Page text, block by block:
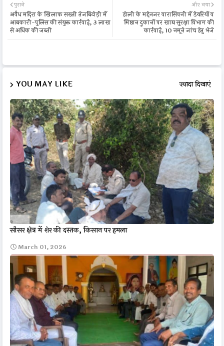
और नया
होली के मद्देनजर वारासिवनी में डेयरियों व
मिष्ठान दुकानों पर खाद्य सुरक्षा विभाग की
कार्रवाई, 10 नमूने जांच हेतु भेजे
पुराने
अवैध मदिरा के खिलाफ सख्ती तेजबिटोड़ी में
आबकारी-पुलिस की संयुक्त कार्रवाई, 3 लाख
से अधिक की जब्ती
YOU MAY LIKE ज़्यादा दिखाएं
सौसर क्षेत्र में शेर की दस्तक, किसान पर हमला
March 01, 2026